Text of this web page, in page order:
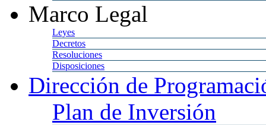
Marco Legal
Leyes
Decretos
Resoluciones
Disposiciones
Dirección de
Plan de Inversión